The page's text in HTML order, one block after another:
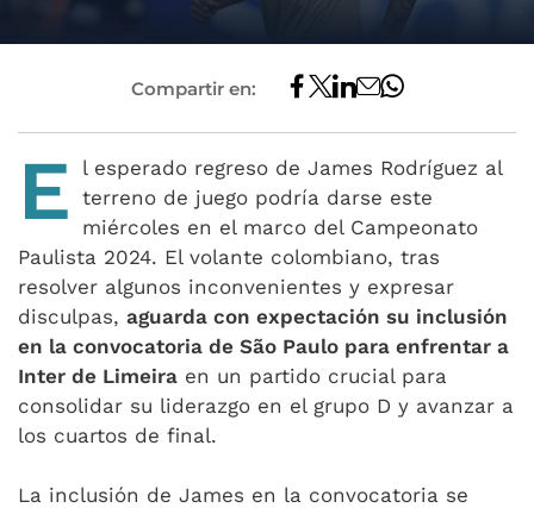
Compartir en:
E
l esperado regreso de James Rodríguez al
terreno de juego podría darse este
miércoles en el marco del Campeonato
Paulista 2024. El volante colombiano, tras
resolver algunos inconvenientes y expresar
disculpas, aguarda con expectación su inclusión
en la convocatoria de São Paulo para enfrentar a
Inter de Limeira en un partido crucial para
consolidar su liderazgo en el grupo D y avanzar a
los cuartos de final.
La inclusión de James en la convocatoria se